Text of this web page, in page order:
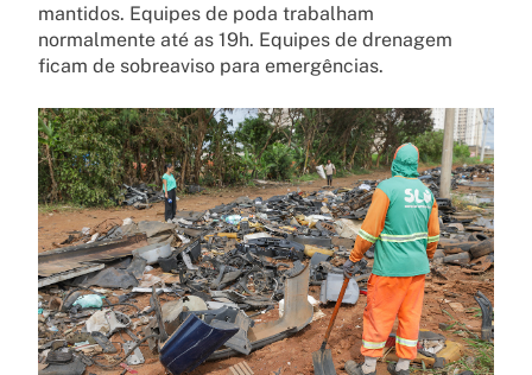
mantidos. Equipes de poda trabalham
normalmente até as 19h. Equipes de drenagem
ficam de sobreaviso para emergências.